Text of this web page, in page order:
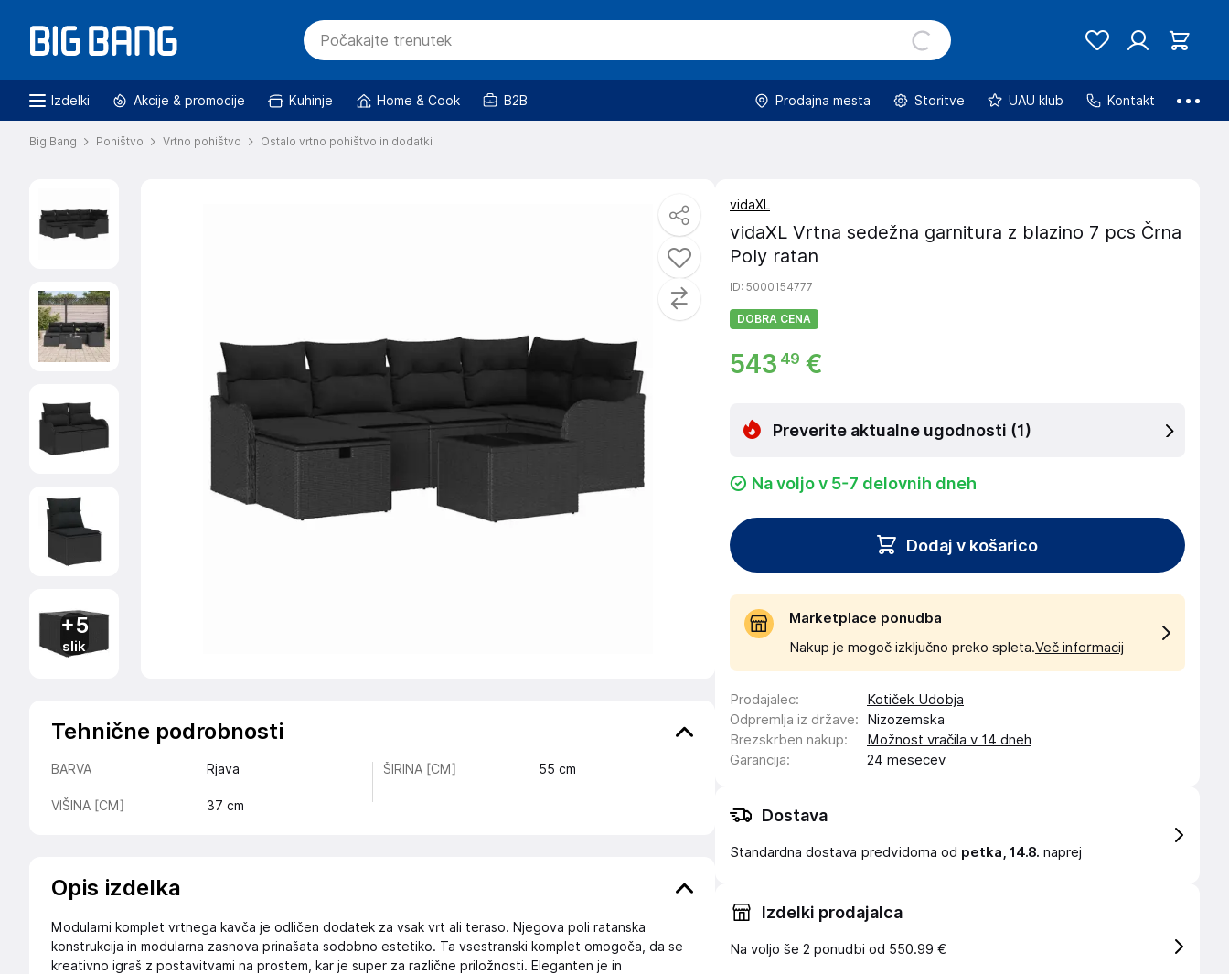
Izdelki Akcije & promocije Kuhinje Home & Cook B2B Prodajna mesta Storitve UAU klub Kontakt
Big Bang Pohištvo Vrtno pohištvo Ostalo vrtno pohištvo in dodatki
+5
slik
Tehnične podrobnosti
BARVA Rjava ŠIRINA [CM] 55 cm
VIŠINA [CM] 37 cm
Opis izdelka
Modularni komplet vrtnega kavča je odličen dodatek za vsak vrt ali teraso. Njegova poli ratanska
konstrukcija in modularna zasnova prinašata sodobno estetiko. Ta vsestranski komplet omogoča, da se
kreativno igraš z postavitvami na prostem, kar je super za različne priložnosti. Eleganten je in
vidaXL
vidaXL Vrtna sedežna garnitura z blazino 7 pcs Črna
Poly ratan
ID: 5000154777
DOBRA CENA
543 49 €
Preverite aktualne ugodnosti (1)
Na voljo v 5-7 delovnih dneh
Dodaj v košarico
Marketplace ponudba
Nakup je mogoč izključno preko spleta.Več informacij
Prodajalec:
Kotiček Udobja
Odpremlja iz države:
Nizozemska
Brezskrben nakup:
Možnost vračila v 14 dneh
Garancija: 24 mesecev
Dostava
Standardna dostava predvidoma od petka, 14.8. naprej
Izdelki prodajalca
Na voljo še 2 ponudbi od 550.99 €